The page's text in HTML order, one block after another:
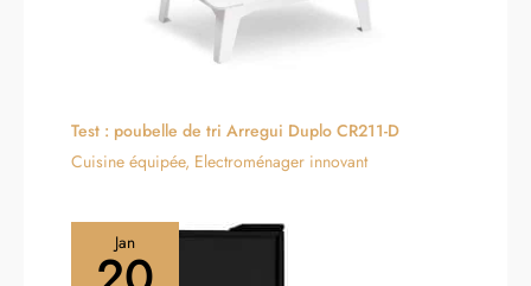
Test : poubelle de tri Arregui Duplo CR211-D
Cuisine équipée, Electroménager innovant
Jan